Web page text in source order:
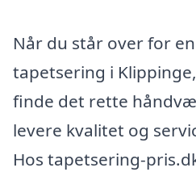
Når du står over for
tapetsering i
finde det rette
levere kvalitet og
Hos tapetsering-